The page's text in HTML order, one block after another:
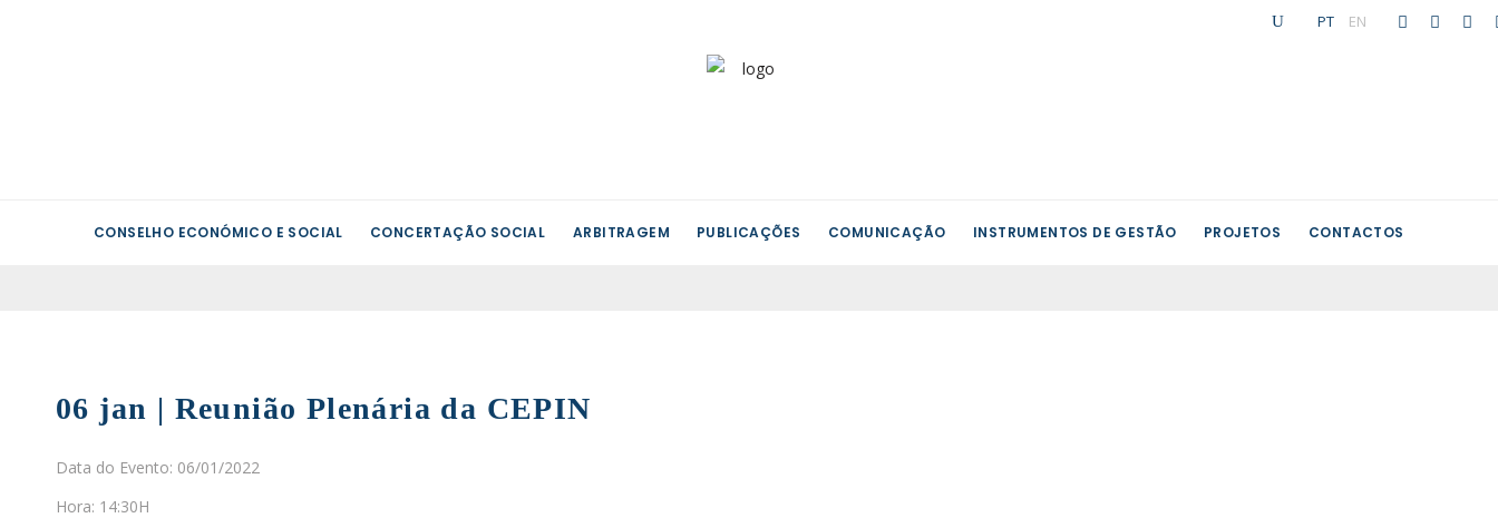
PT EN
CONSELHO ECONÓMICO E SOCIAL CONCERTAÇÃO SOCIAL ARBITRAGEM PUBLICAÇÕES COMUNICAÇÃO INSTRUMENTOS DE GESTÃO PROJETOS CONTACTOS
06 jan | Reunião Plenária da CEPIN
Data do Evento: 06/01/2022
Hora: 14:30H